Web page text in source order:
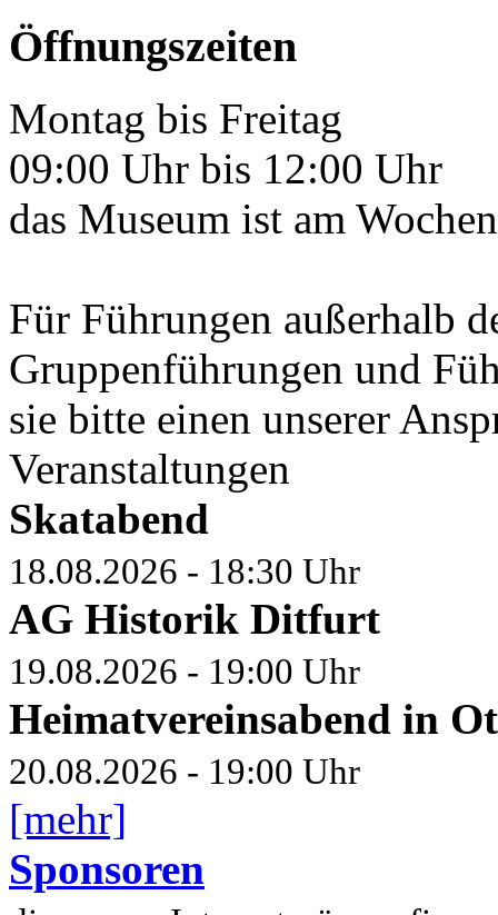
Öffnungszeiten
Montag bis Freitag
09:00 Uhr bis 12:00 Uhr
das Museum ist am
Für Führungen außerhalb
Gruppenführungen und
sie bitte einen unserer
Veranstaltungen
Skatabend
18.08.2026 - 18:30 Uhr
AG Historik Ditfurt
19.08.2026 - 19:00 Uhr
Heimatvereinsabend in
20.08.2026 - 19:00 Uhr
[mehr]
Sponsoren